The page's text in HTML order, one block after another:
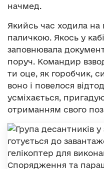
начмед.
Якийсь час ходила на
паличкою. Якось у
заповнювала
поруч. Командир
ти оце, як горобчик,
воно і повелося
усміхається,
отриманням свого